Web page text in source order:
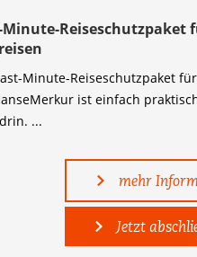
Minute-Reiseschutzpaket
Minute-Reiseschutzpaket
ist einfach
...
mehr
Jetzt